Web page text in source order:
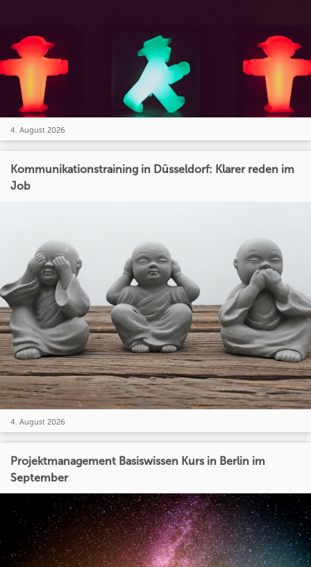
4. August 2026
Kommunikationstraining in Düsseldorf: Klarer reden im
Job
4. August 2026
Projektmanagement Basiswissen Kurs in Berlin im
September